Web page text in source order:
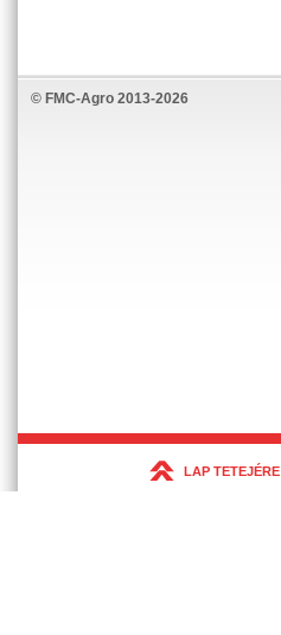
© FMC-Agro 2013-2026
LAP TETEJÉRE